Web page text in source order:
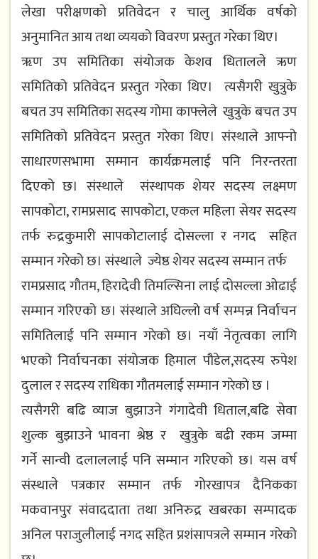
लेखा परीक्षणको प्रतिवेदन र चालु आर्थिक वर्षको
अनुमानित आय तथा व्ययको विवरण प्रस्तुत गरेका थिए।
ॠण उप समितिका संयोजक केशव धितालले ऋण
समितिको प्रतिवेदन प्रस्तुत गरेका थिए। त्यसैगरी खुत्रुके
बचत उप समितिका सदस्य गोमा काफ्लेले खुत्रुके बचत उप
समितिको प्रतिवेदन प्रस्तुत गरेका थिए। संस्थाले आफ्नो
साधारणसभामा सम्मान कार्यक्रमलाई पनि निरन्तरता
दिएको छ। संस्थाले संस्थापक शेयर सदस्य लक्ष्मण
सापकोटा, रामप्रसाद सापकोटा, एकल महिला सेयर सदस्य
तर्फ रुद्रकुमारी सापकोटालाई दोसल्ला र नगद सहित
सम्मान गरेको छ। संस्थाले ज्येष्ठ शेयर सदस्य सम्मान तर्फ
रामप्रसाद गौतम, हिरादेवी तिमल्सिना लाई दोसल्ला ओढाई
सम्मान गरिएको छ। संस्थाले अघिल्लो वर्ष सम्पन्न निर्वाचन
समितिलाई पनि सम्मान गरेको छ। नयाँ नेतृत्वका लागि
भएको निर्वाचनका संयोजक हिमाल पौडेल,सदस्य रुपेश
दुलाल र सदस्य राधिका गौतमलाई सम्मान गरेको छ ।
त्यसैगरी बढि व्याज बुझाउने गंगादेवी धिताल,बढि सेवा
शुल्क बुझाउने भावना श्रेष्ठ र खुत्रुके बढी रकम जम्मा
गर्ने सान्वी दलाललाई पनि सम्मान गरिएको छ। यस वर्ष
संस्थाले पत्रकार सम्मान तर्फ गोरखापत्र दैनिकका
मकवानपुर संवाददाता तथा अनिरुद्र खबरका सम्पादक
अनिल पराजुलीलाई नगद सहित प्रशंसापत्रले सम्मान गरेको